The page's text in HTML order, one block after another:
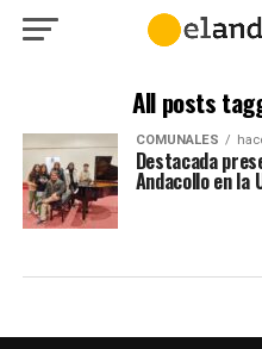
All posts
COMUNALES
Destacada
Andacollo en la